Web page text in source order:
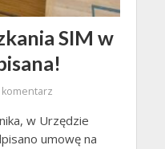
SIM w
w Urzędzie
umowę na